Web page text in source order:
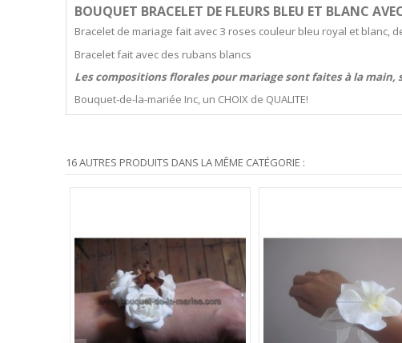
BOUQUET BRACELET DE FLEURS BLEU ET BLANC
Bracelet de mariage fait avec 3 roses couleur bleu royal et blanc,
Bracelet fait avec des rubans blancs
Les compositions florales pour mariage sont faites à la
Bouquet-de-la-mariée Inc, un CHOIX de QUALITE!
16 AUTRES PRODUITS DANS LA MÊME CATÉGORIE :